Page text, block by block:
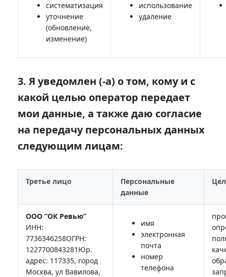
систематизация
уточнение
(обновление,
изменение)
использование
удаление
3. Я уведомлен (-а) о том, кому и с
какой целью оператор передает
мои данные, а также даю согласие
на передачу персональных данных
следующим лицам:
Третье лицо
Персональные
данные
ООО “ОК Ревью”
ИНН:
7736346258ОГРН:
1227700843281Юр.
адрес: 117335, город
Москва, ул Вавилова,
имя
электронная
почта
номер
телефона